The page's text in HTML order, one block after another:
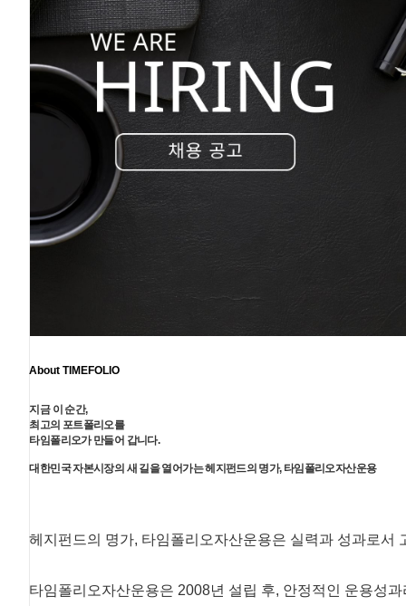
About TIMEFOLIO
지금 이 순간,
최고의 포트폴리오를
타임폴리오가 만들어 갑니다.
대한민국 자본시장의 새 길을 열어가는 헤지펀드의 명가, 타임폴리오자산운용
헤지펀드의 명가, 타임폴리오자산운용은 실력과 성과로
타임폴리오자산운용은 2008년 설립 후, 안정적인 운용성